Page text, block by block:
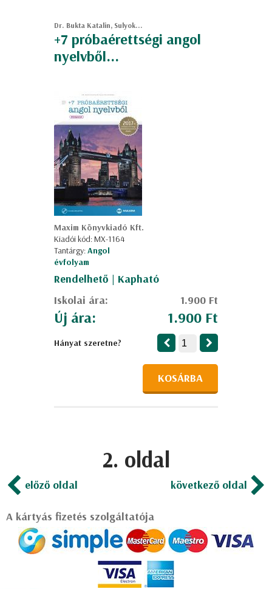
Dr. Bukta Katalin, Sulyok...
+7 próbaérettségi angol
nyelvből...
Maxim Könyvkiadó Kft.
Kiadói kód: MX-1164
Tantárgy:Angol
évfolyam
Rendelhető | Kapható
Iskolai ára:
1.900 Ft
Új ára: 1.900 Ft
Hányat szeretne?
KOSÁRBA
2. oldal
előző oldal következő oldal
A kártyás fizetés szolgáltatója